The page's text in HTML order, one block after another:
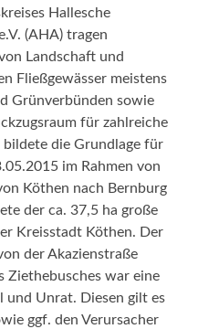
Hallesche
(AHA) tragen
Landschaft und
Fließgewässer meistens
Grünverbünden sowie
für zahlreiche
die Grundlage für
im Rahmen von
Köthen nach Bernburg
der ca. 37,5 ha große
Kreisstadt Köthen. Der
der Akazienstraße
Ziethebusches war eine
und Unrat. Diesen gilt es
ggf. den Verursacher